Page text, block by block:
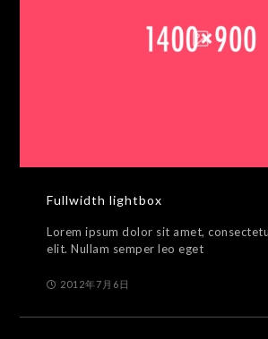
Fullwidth lightbox
Lorem ipsum dolor sit amet,
elit. Nullam semper leo eget
2012年7月6日